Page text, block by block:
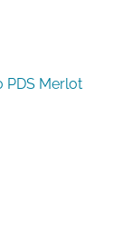
PDS Merlot